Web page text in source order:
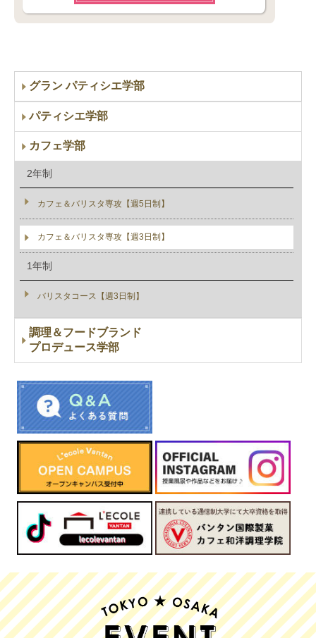
グラン パティシエ学部
パティシエ学部
カフェ学部
2年制
カフェ＆バリスタ専攻【週5日制】
カフェ＆バリスタ専攻【週3日制】
1年制
バリスタコース【週3日制】
調理＆フードブランド
プロデュース学部